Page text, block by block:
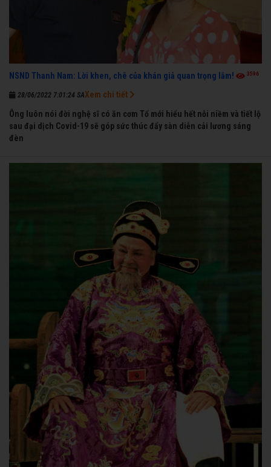
NSND Thanh Nam: Lời khen, chê của khán giả quan trọng lắm! 3596
28/06/2022 7:01:24 SA
Ông luôn nói đời nghệ sĩ có ăn cơm Tổ mới hiểu hết nỗi niềm và tiết lộ
sau đại dịch Covid-19 sẽ góp sức thúc đẩy sàn diễn cải lương sáng
đèn
Xem chi tiết